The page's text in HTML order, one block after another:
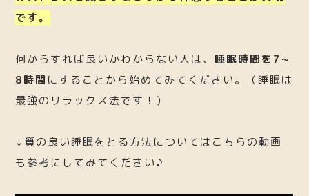
です。
何からすれば良いかわからない人は、 睡眠時間を7~
8時間にすることから始めてみてください。（睡眠は
最強のリラックス法です！）
↓質の良い睡眠をとる方法についてはこちらの動画
も参考にしてみてください♪